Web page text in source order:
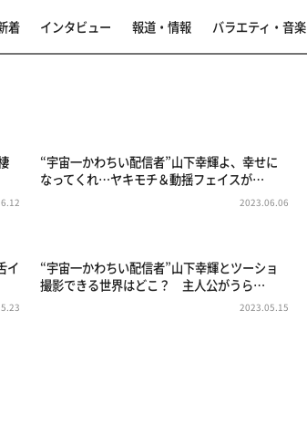
着 インタビュー 報道・情報 バラエティ・音楽
“宇宙一かわちい配信者”山下幸輝よ、幸せに
なってくれ…ヤキモチ＆動揺フェイスが…
2023.06.06
イ
“宇宙一かわちい配信者”山下幸輝とツーショ
撮影できる世界はどこ？ 主人公がうら…
2023.05.15